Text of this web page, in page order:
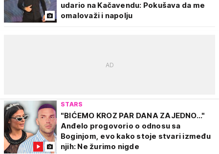
udario na Kačavendu: Pokušava da me
omalovaži i napolju
STARS
"BIĆEMO KROZ PAR DANA ZAJEDNO..."
Anđelo progovorio o odnosu sa
Boginjom, evo kako stoje stvari između
njih: Ne žurimo nigde